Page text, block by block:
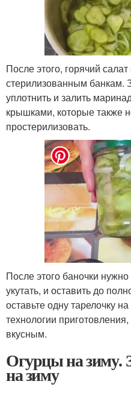
После этого, горячий
стерилизованным банкам.
уплотнить и залить
крышками, которые также
простерилизовать.
После этого баночки
укутать, и оставить до
оставьте одну тарелочку
технологии
вкусным.
Огурцы на зиму.
на зиму